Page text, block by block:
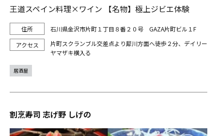
王道スペイン料理×ワイン 【名物】極上ジビエ体験
石川県金沢市片町１丁目８番２０号 GAZA片町ビル１F
片町スクランブル交差点より犀川方面へ徒歩２分、デイリー
ヤマザキ横入る
居酒屋
割烹寿司 志げ野 しげの